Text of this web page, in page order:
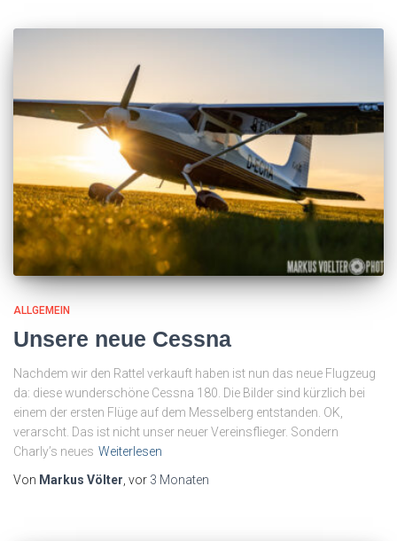
ALLGEMEIN
Unsere neue Cessna
Nachdem wir den Rattel verkauft haben ist nun das neue Flugzeug
da: diese wunderschöne Cessna 180. Die Bilder sind kürzlich bei
einem der ersten Flüge auf dem Messelberg entstanden. OK,
verarscht. Das ist nicht unser neuer Vereinsflieger. Sondern
Charly’s neues Weiterlesen
Von Markus Völter , vor 3 Monaten